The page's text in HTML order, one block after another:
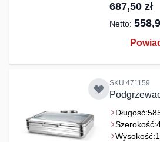
687,50 zł
SKU:471159
Długość:
Szerokość:
Wysokość: